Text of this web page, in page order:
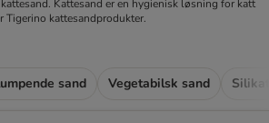
Kattesand er en hygienisk løsning for katt
Tigerino kattesandprodukter.
sand Vegetabilsk sand